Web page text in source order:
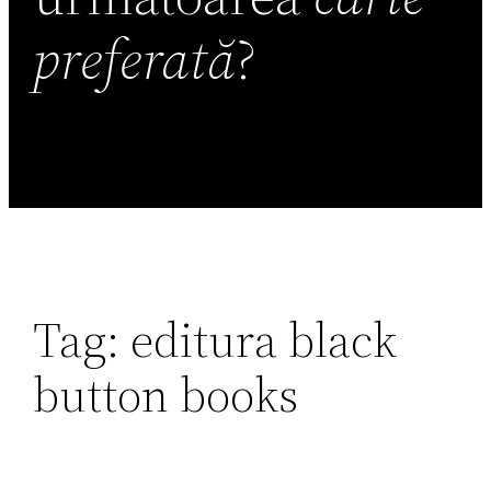
preferată?
Tag: editura black
button books